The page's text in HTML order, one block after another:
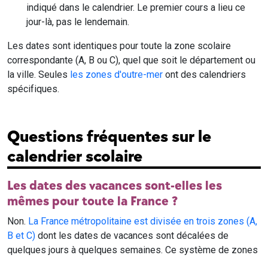
indiqué dans le calendrier. Le premier cours a lieu ce
jour-là, pas le lendemain.
Les dates sont identiques pour toute la zone scolaire
correspondante (A, B ou C), quel que soit le département ou
la ville. Seules les zones d'outre-mer ont des calendriers
spécifiques.
Questions fréquentes sur le
calendrier scolaire
Les dates des vacances sont-elles les
mêmes pour toute la France ?
Non. La France métropolitaine est divisée en trois zones (A,
B et C) dont les dates de vacances sont décalées de
quelques jours à quelques semaines. Ce système de zones